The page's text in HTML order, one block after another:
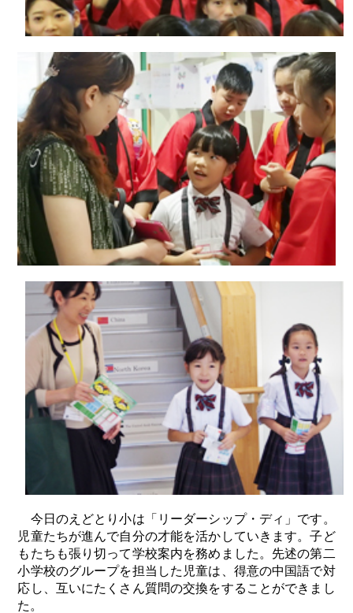
今日のえどとり小は「リーダーシップ・ディ」です。
児童たちが進んで自分の才能を活かしていきます。子ど
もたちも張り切って学校案内を務めました。先述の第二
小学校のグループを担当した児童は、得意の中国語で対
応し、互いにたくさん質問の交換をすることができまし
た。